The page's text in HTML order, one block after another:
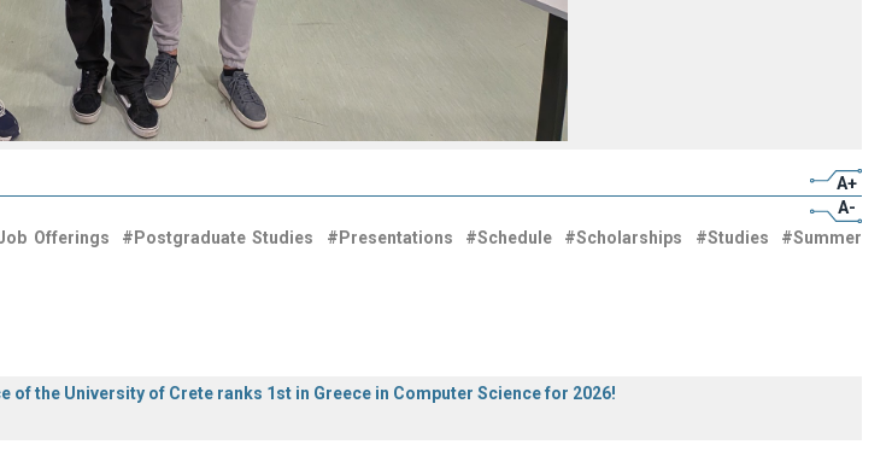
A+
A-
Offerings #Postgraduate Studies #Presentations #Schedule #Scholarships #Studies
#Summer
of the University of Crete ranks 1st in Greece in Computer Science for 2026!